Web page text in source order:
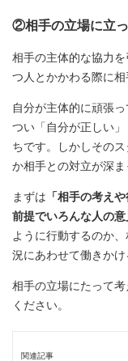
②相手の立場に立
相手の主体的な協力
つ人とかかわる際に相
自分が主体的に頑張
つい「自分が正しい
ちです。しかしその
か相手との対立が深ま
まずは 「相手の考え
前提でいろんな人の
ように行動するのか
況にあわせて働きかけ
相手の立場にたって
ください。
関連記事